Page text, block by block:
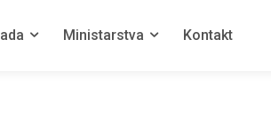
Ministarstva Kontakt